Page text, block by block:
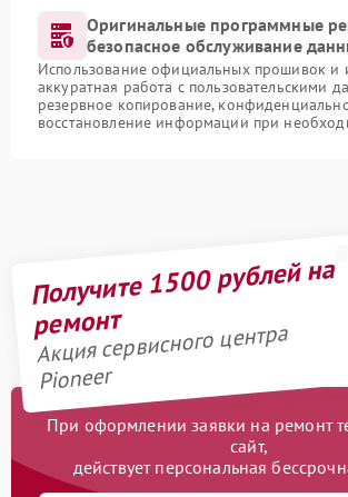
Оригинальные программные
безопасное обслуживание
Использование официальных прошивок и
аккуратная работа с пользовательскими
резервное копирование,
восстановление информации при
Получите 1500 рублей на
ремонт
Акция сервисного центра
Pioneer
При оформлении заявки на ремонт
сайт,
действует персональная